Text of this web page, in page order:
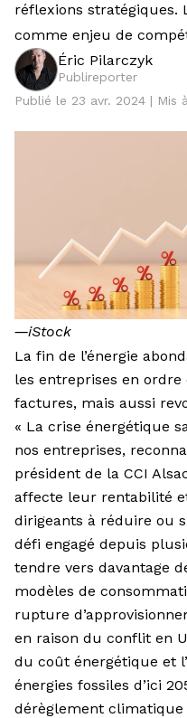
réflexions stratégiques.
comme enjeu de
Éric Pilarczyk
Publireporter
Publié le 23 avr. 2024 | Mis
―iStock
La fin de l’énergie
les entreprises en
factures, mais aussi
« La crise énergétique
nos entreprises,
président de la CCI
affecte leur rentabilité
dirigeants à réduire ou
défi engagé depuis
tendre vers davantage
modèles de
rupture
en raison du conflit en
du coût énergétique et
énergies fossiles d’ici
dérèglement